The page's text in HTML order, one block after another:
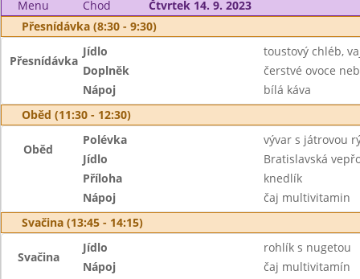
Menu
Chod
Čtvrtek 14. 9. 2023
Přesnídávka (8:30 - 9:30)
Přesnídávka
Jídlo
toustový chléb,
Doplněk
čerstvé ovoce
Nápoj
bílá káva
Oběd (11:30 - 12:30)
Oběd
Polévka
vývar s játrovou
Jídlo
Bratislavská
Příloha
knedlík
Nápoj
čaj multivitamin
Svačina (13:45 - 14:15)
Svačina
Jídlo
rohlík s nugetou
Nápoj
čaj multivitamín